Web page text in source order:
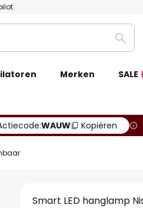
Merken SALE
WAUW Kopiëren
Smart LED hanglamp